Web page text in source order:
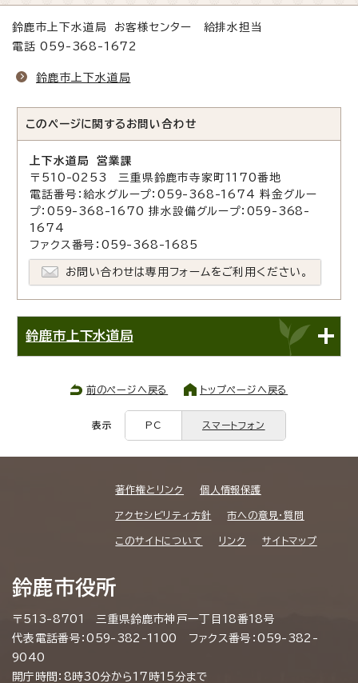
鈴鹿市上下水道局 お客様センター 給排水担当
電話 059-368-1672
鈴鹿市上下水道局
このページに関する お問い合わせ
上下水道局 営業課
〒510-0253 三重県鈴鹿市寺家町1170番地
電話番号：給水グループ：059-368-1674 料金グルー
プ：059-368-1670 排水設備グループ：059-368-
1674
ファクス番号：059-368-1685
お問い合わせは専用フォームをご利用ください。
鈴鹿市上下水道局
前のページへ戻る トップページへ戻る
表示 PC スマートフォン
著作権とリンク 個人情報保護
アクセシビリティ方針 市への意見・質問
このサイトについて リンク サイトマップ
鈴鹿市役所
〒513-8701 三重県鈴鹿市神戸一丁目18番18号
代表電話番号：059-382-1100 ファクス番号：059-382-
9040
開庁時間：8時30分から17時15分まで